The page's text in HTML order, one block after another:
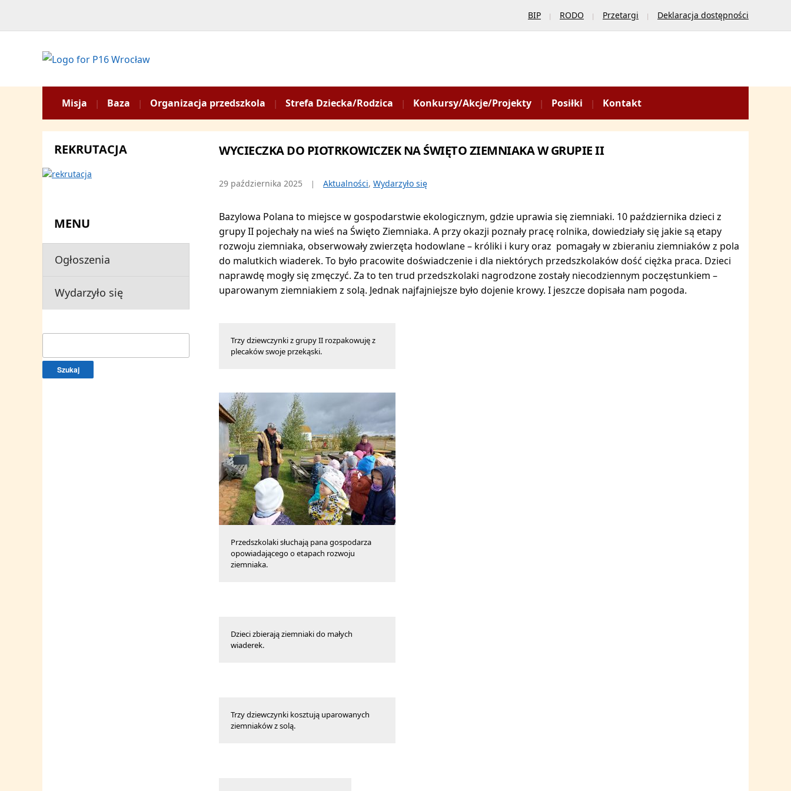
BIP RODO Przetargi Deklaracja dostępności
Misja Baza Organizacja przedszkola Strefa Dziecka/Rodzica Konkursy/Akcje/Projekty Posiłki Kontakt
REKRUTACJA
MENU
Ogłoszenia
Wydarzyło się
WYCIECZKA DO PIOTRKOWICZEK NA ŚWIĘTO ZIEMNIAKA W GRUPIE II
29 października 2025 Aktualności, Wydarzyło się
Bazylowa Polana to miejsce w gospodarstwie ekologicznym, gdzie uprawia się ziemniaki. 10 października dzieci z
grupy II pojechały na wieś na Święto Ziemniaka. A przy okazji poznały pracę rolnika, dowiedziały się jakie są etapy
rozwoju ziemniaka, obserwowały zwierzęta hodowlane – króliki i kury oraz pomagały w zbieraniu ziemniaków z pola
do malutkich wiaderek. To było pracowite doświadczenie i dla niektórych przedszkolaków dość ciężka praca. Dzieci
naprawdę mogły się zmęczyć. Za to ten trud przedszkolaki nagrodzone zostały niecodziennym poczęstunkiem –
uparowanym ziemniakiem z solą. Jednak najfajniejsze było dojenie krowy. I jeszcze dopisała nam pogoda.
Trzy dziewczynki z grupy II rozpakowuję z
plecaków swoje przekąski.
Przedszkolaki słuchają pana gospodarza
opowiadającego o etapach rozwoju
ziemniaka.
Dzieci zbierają ziemniaki do małych
wiaderek.
Trzy dziewczynki kosztują uparowanych
ziemniaków z solą.